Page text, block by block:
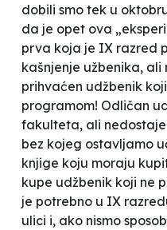
dobili smo tek u
da je opet ova
prva koja je IX razred
kašnjenje užbenika, ali
prihvaćen udžbenik
programom! Odličan
fakulteta, ali
bez kojeg ostavljamo
knjige koju moraju
kupe udžbenik koji ne
je potrebno u IX
ulici i, ako nismo